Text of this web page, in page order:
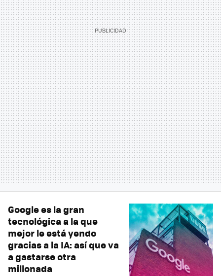
Google es la gran
tecnológica a la que
mejor le está yendo
gracias a la IA: así que va
a gastarse otra
millonada